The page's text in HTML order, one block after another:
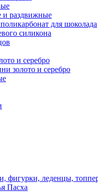
раздвижные
для шоколада
силикона
и серебро
золото и серебро
фигурки, леденцы,
Пасха